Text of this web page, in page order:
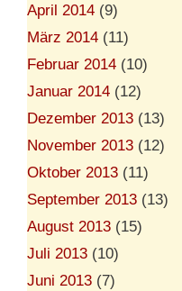
April 2014 (9)
März 2014 (11)
Februar 2014 (10)
Januar 2014 (12)
Dezember 2013 (13)
November 2013 (12)
Oktober 2013 (11)
September 2013 (13)
August 2013 (15)
Juli 2013 (10)
Juni 2013 (7)